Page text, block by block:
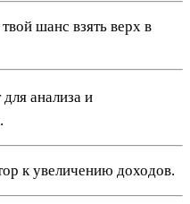
шанс взять верх в
анализа и
к увеличению доходов.